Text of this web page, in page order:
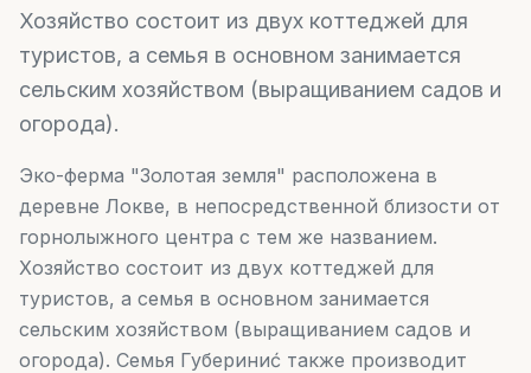
Хозяйство состоит из двух коттеджей для
туристов, а семья в основном занимается
сельским хозяйством (выращиванием садов и
огорода).
Эко-ферма "Золотая земля" расположена в
деревне Локве, в непосредственной близости от
горнолыжного центра с тем же названием.
Хозяйство состоит из двух коттеджей для
туристов, а семья в основном занимается
сельским хозяйством (выращиванием садов и
огорода). Семья Губериниć также производит